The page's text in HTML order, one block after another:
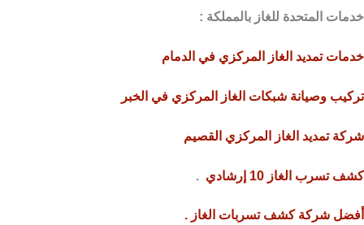
خدمات المتحدة للغاز بالمملكة :
خدمات تمديد الغاز المركزي في الدمام
تركيب وصيانة شبكات الغاز المركزي في الخبر
شركة تمديد الغاز المركزي القصيم
كشف تسرب الغاز 10 إرشادي .
أفضل شركة كشف تسربات الغاز .